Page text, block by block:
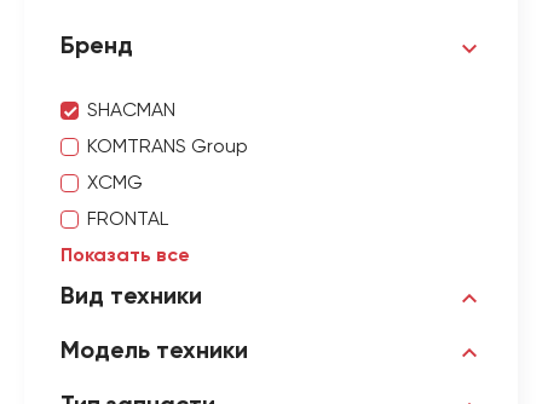
Бренд
SHACMAN
KOMTRANS Group
XCMG
FRONTAL
Показать все
Вид техники
Модель техники